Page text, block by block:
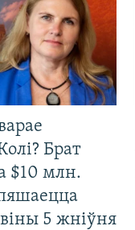
Брат
$10 млн.
5 жніўня